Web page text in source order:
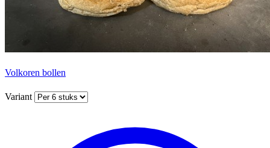
Volkoren bollen
Variant